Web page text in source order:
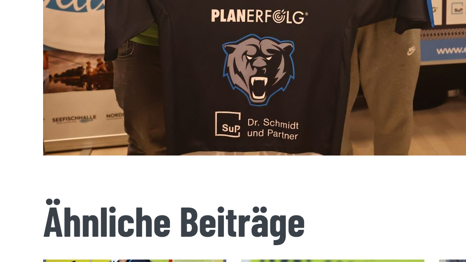
Ähnliche Beiträge